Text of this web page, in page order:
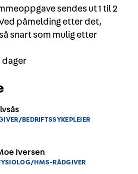
sendes ut 1 til 2
påmelding etter det,
snart som mulig etter
dager
BEDRIFTSSYKEPLEIER
Iversen
HMS-RÅDGIVER